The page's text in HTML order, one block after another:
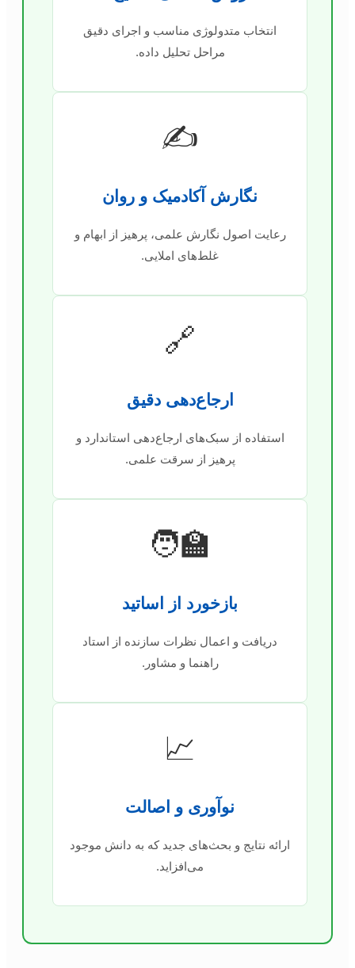
انتخاب متدولوژی مناسب و اجرای دقیق
مراحل تحلیل داده.
✍️
نگارش آکادمیک و روان
رعایت اصول نگارش علمی، پرهیز از ابهام و
غلط‌های املایی.
🔗
ارجاع‌دهی دقیق
استفاده از سبک‌های ارجاع‌دهی استاندارد و
پرهیز از سرقت علمی.
🧑‍🏫
بازخورد از اساتید
دریافت و اعمال نظرات سازنده از استاد
راهنما و مشاور.
📈
نوآوری و اصالت
ارائه نتایج و بحث‌های جدید که به دانش موجود
می‌افزاید.